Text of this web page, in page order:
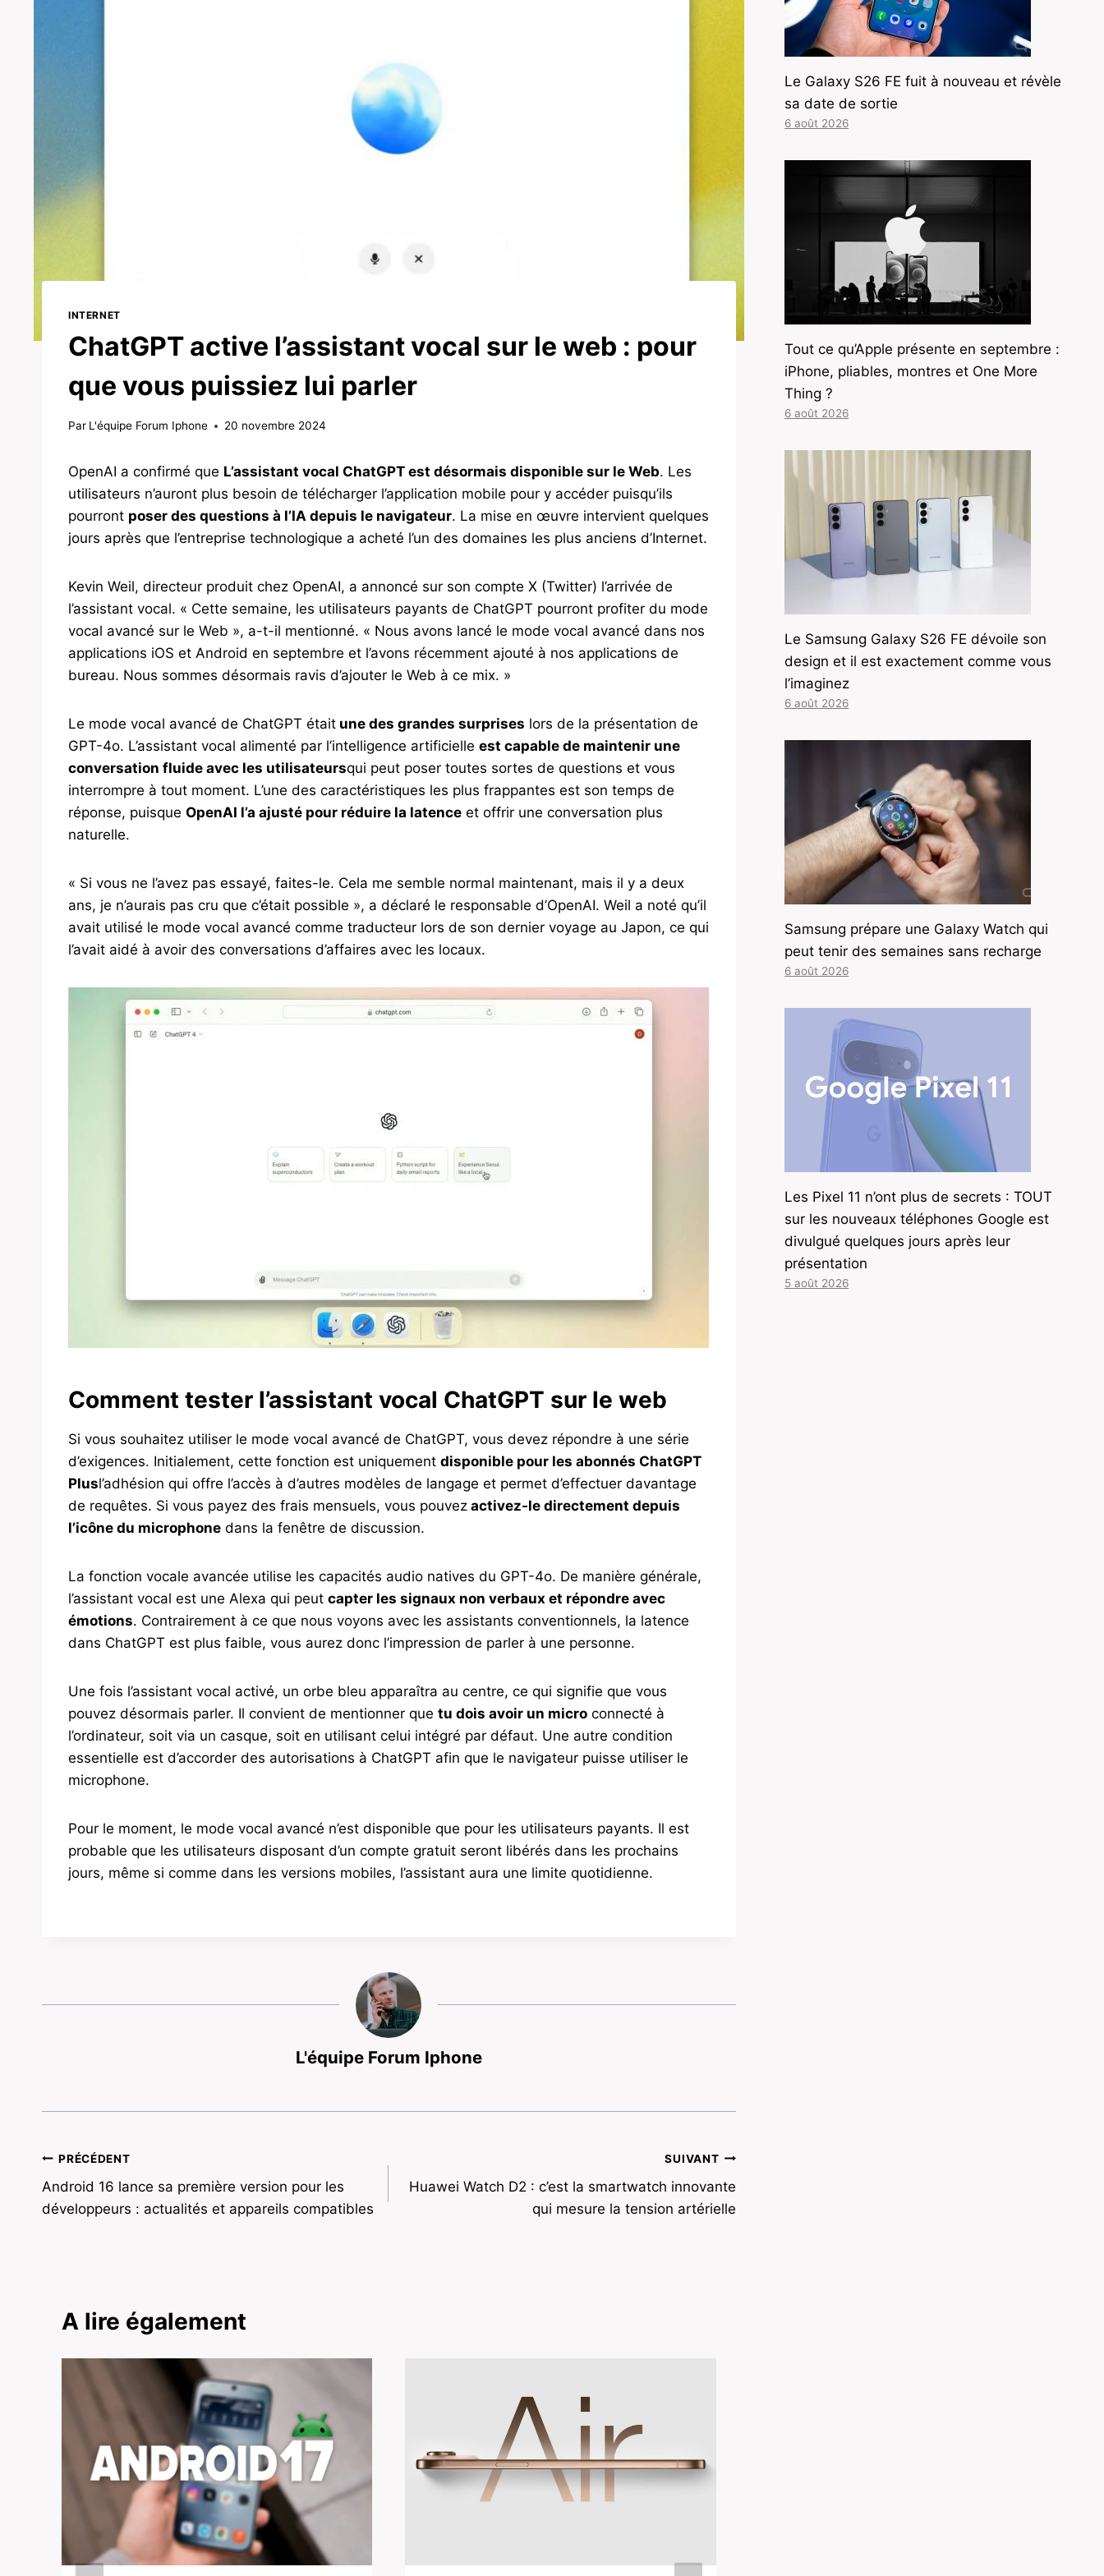
INTERNET
ChatGPT active l’assistant vocal sur le web : pour
que vous puissiez lui parler
Par L'équipe Forum Iphone 20 novembre 2024
OpenAI a confirmé que L’assistant vocal ChatGPT est désormais disponible sur le Web. Les
utilisateurs n’auront plus besoin de télécharger l’application mobile pour y accéder puisqu’ils
pourront poser des questions à l’IA depuis le navigateur. La mise en œuvre intervient quelques
jours après que l’entreprise technologique a acheté l’un des domaines les plus anciens d’Internet.
Kevin Weil, directeur produit chez OpenAI, a annoncé sur son compte X (Twitter) l’arrivée de
l’assistant vocal. « Cette semaine, les utilisateurs payants de ChatGPT pourront profiter du mode
vocal avancé sur le Web », a-t-il mentionné. « Nous avons lancé le mode vocal avancé dans nos
applications iOS et Android en septembre et l’avons récemment ajouté à nos applications de
bureau. Nous sommes désormais ravis d’ajouter le Web à ce mix. »
Le mode vocal avancé de ChatGPT était une des grandes surprises lors de la présentation de
GPT-4o. L’assistant vocal alimenté par l’intelligence artificielle est capable de maintenir une
conversation fluide avec les utilisateursqui peut poser toutes sortes de questions et vous
interrompre à tout moment. L’une des caractéristiques les plus frappantes est son temps de
réponse, puisque OpenAI l’a ajusté pour réduire la latence et offrir une conversation plus
naturelle.
« Si vous ne l’avez pas essayé, faites-le. Cela me semble normal maintenant, mais il y a deux
ans, je n’aurais pas cru que c’était possible », a déclaré le responsable d’OpenAI. Weil a noté qu’il
avait utilisé le mode vocal avancé comme traducteur lors de son dernier voyage au Japon, ce qui
l’avait aidé à avoir des conversations d’affaires avec les locaux.
Comment tester l’assistant vocal ChatGPT sur le web
Si vous souhaitez utiliser le mode vocal avancé de ChatGPT, vous devez répondre à une série
d’exigences. Initialement, cette fonction est uniquement disponible pour les abonnés ChatGPT
Plusl’adhésion qui offre l’accès à d’autres modèles de langage et permet d’effectuer davantage
de requêtes. Si vous payez des frais mensuels, vous pouvez activez-le directement depuis
l’icône du microphone dans la fenêtre de discussion.
La fonction vocale avancée utilise les capacités audio natives du GPT-4o. De manière générale,
l’assistant vocal est une Alexa qui peut capter les signaux non verbaux et répondre avec
émotions. Contrairement à ce que nous voyons avec les assistants conventionnels, la latence
dans ChatGPT est plus faible, vous aurez donc l’impression de parler à une personne.
Une fois l’assistant vocal activé, un orbe bleu apparaîtra au centre, ce qui signifie que vous
pouvez désormais parler. Il convient de mentionner que tu dois avoir un micro connecté à
l’ordinateur, soit via un casque, soit en utilisant celui intégré par défaut. Une autre condition
essentielle est d’accorder des autorisations à ChatGPT afin que le navigateur puisse utiliser le
microphone.
Pour le moment, le mode vocal avancé n’est disponible que pour les utilisateurs payants. Il est
probable que les utilisateurs disposant d’un compte gratuit seront libérés dans les prochains
jours, même si comme dans les versions mobiles, l’assistant aura une limite quotidienne.
L'équipe Forum Iphone
Navigation
de
PRÉCÉDENT
Android 16 lance sa première version pour les
développeurs : actualités et appareils compatibles
SUIVANT
Huawei Watch D2 : c’est la smartwatch innovante
qui mesure la tension artérielle
A lire également
Le Galaxy S26 FE fuit à nouveau et révèle
sa date de sortie
6 août 2026
Tout ce qu’Apple présente en septembre :
iPhone, pliables, montres et One More
Thing ?
6 août 2026
Le Samsung Galaxy S26 FE dévoile son
design et il est exactement comme vous
l’imaginez
6 août 2026
Samsung prépare une Galaxy Watch qui
peut tenir des semaines sans recharge
6 août 2026
Les Pixel 11 n’ont plus de secrets : TOUT
sur les nouveaux téléphones Google est
divulgué quelques jours après leur
présentation
5 août 2026